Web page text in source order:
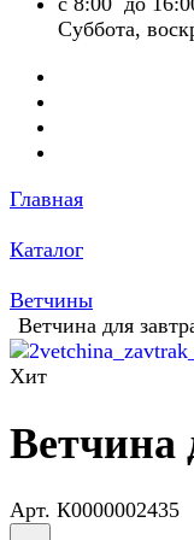
Суббота,
Главная
Каталог
Ветчины
Ветчина для
Хит
Ветчина
Арт. К0000002435